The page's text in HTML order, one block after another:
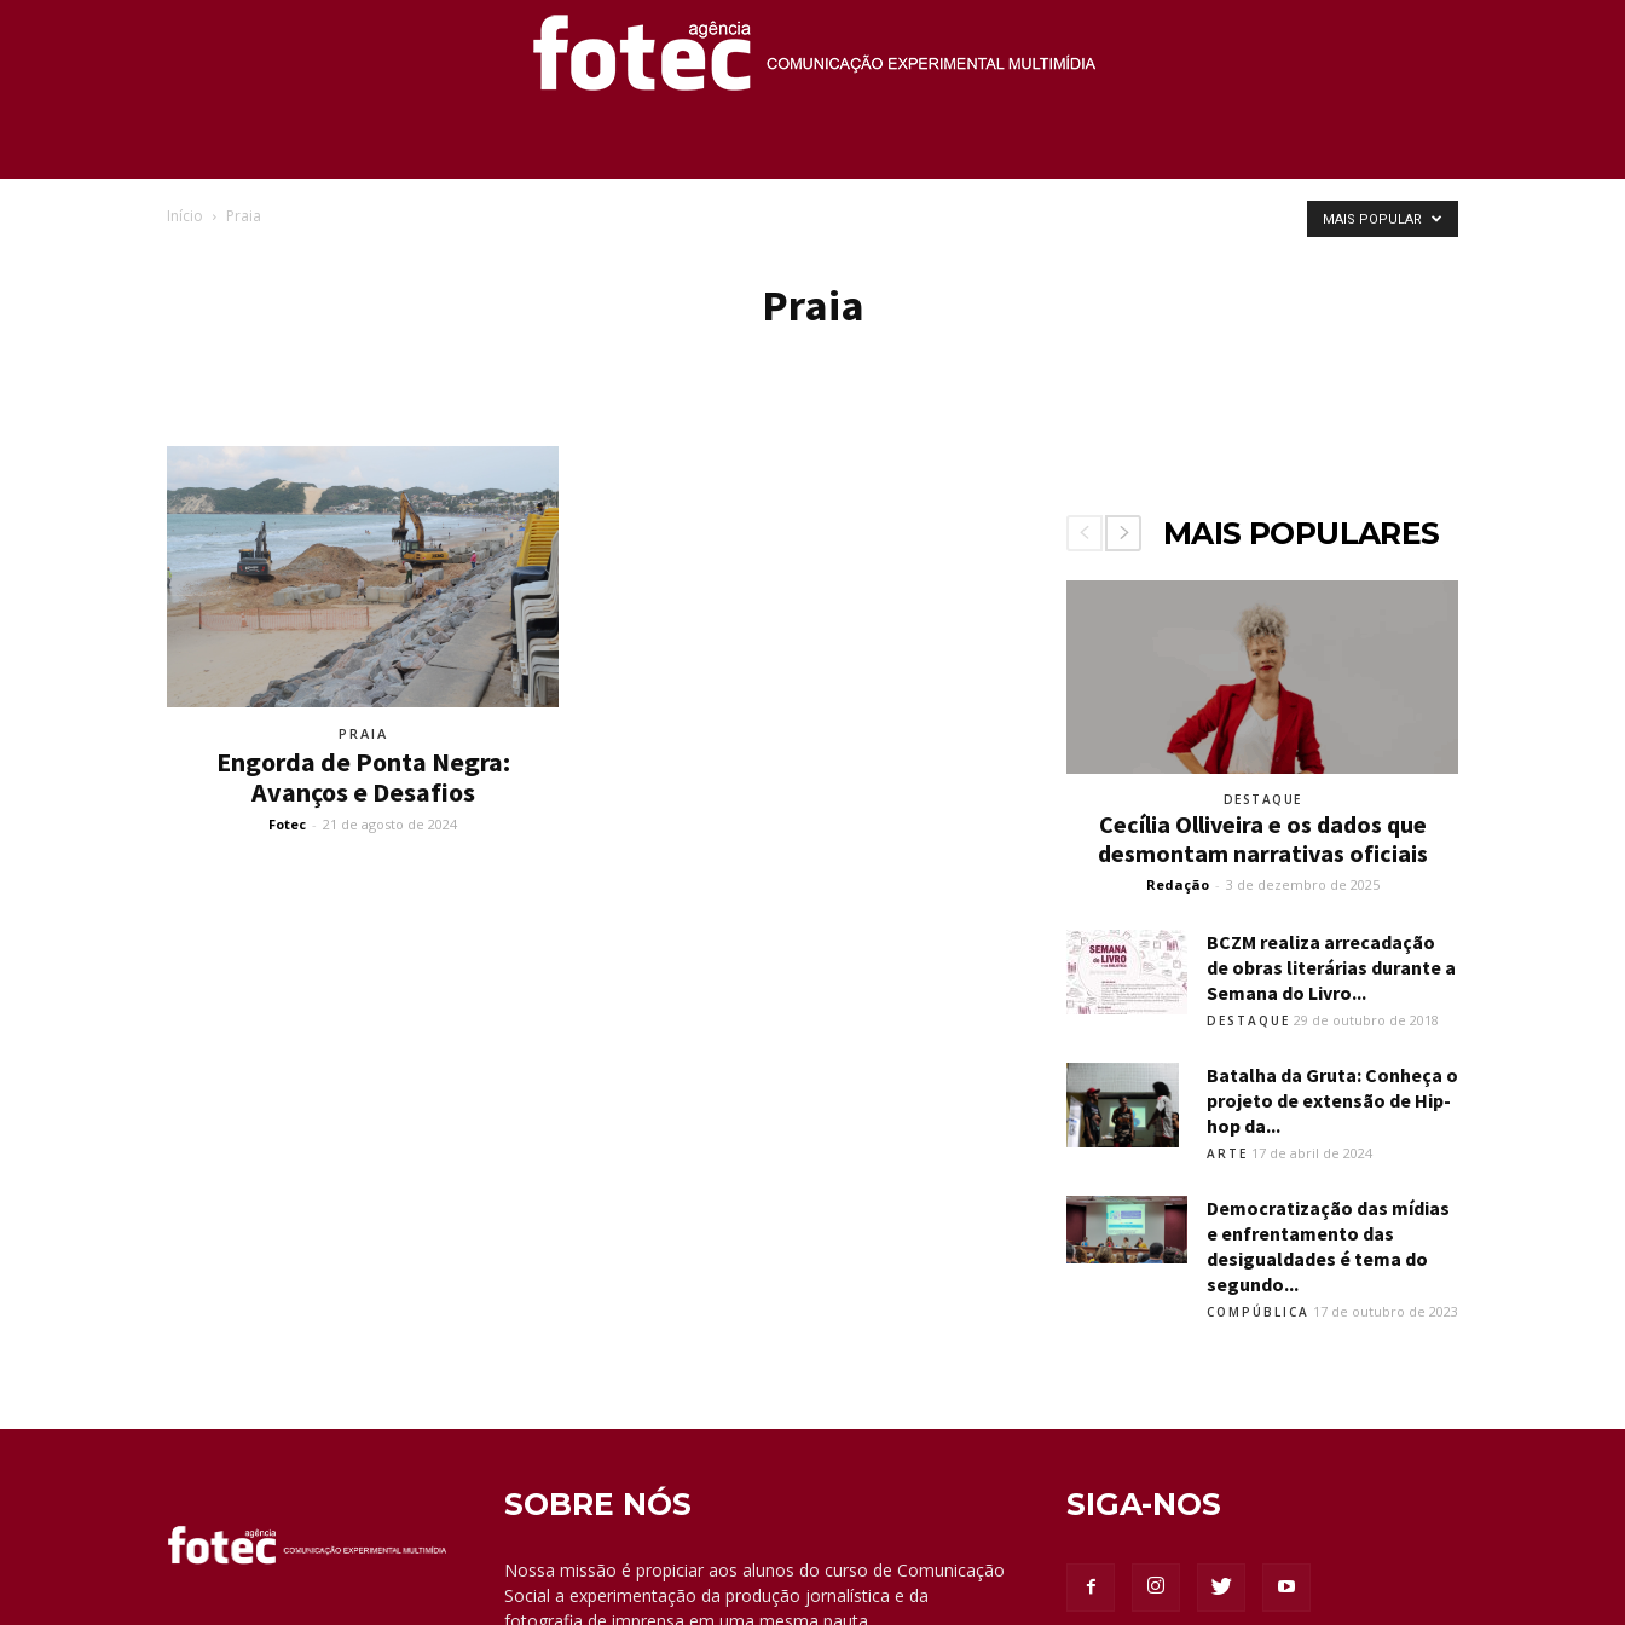
Início Praia
Praia
MAIS POPULAR
PRAIA
Engorda de Ponta Negra:
Avanços e Desafios
Fotec - 21 de agosto de 2024
MAIS POPULARES
DESTAQUE
Cecília Olliveira e os dados que
desmontam narrativas oficiais
Redação - 3 de dezembro de 2025
BCZM realiza arrecadação
de obras literárias durante a
Semana do Livro...
DESTAQUE 29 de outubro de 2018
Batalha da Gruta: Conheça o
projeto de extensão de Hip-
hop da...
ARTE 17 de abril de 2024
Democratização das mídias
e enfrentamento das
desigualdades é tema do
segundo...
COMPÚBLICA 17 de outubro de 2023
SOBRE NÓS
Nossa missão é propiciar aos alunos do curso de Comunicação
Social a experimentação da produção jornalística e da
SIGA-NOS